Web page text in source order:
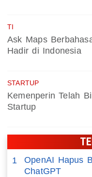
TI
Ask Maps
Hadir di Indonesia
STARTUP
Kemenperin Telah
Startup
1
OpenAI Hapus
ChatGPT